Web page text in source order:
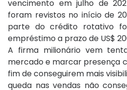
vencimento em julho de
foram revistos no início de
parte do crédito rotativo
empréstimo a prazo de US$
A firma milionário vem
mercado e marcar presença
fim de conseguirem mais
queda nas vendas não